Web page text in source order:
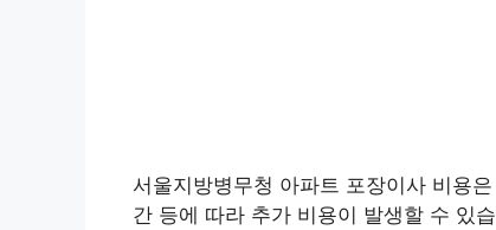
서울지방병무청 아파트 포장이사 비용
간 등에 따라 추가 비용이 발생할 수 있